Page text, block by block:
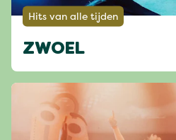
Hits van alle tijden
ZWOEL